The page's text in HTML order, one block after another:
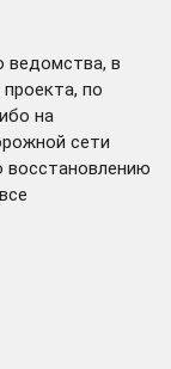
ведомства, в
по
на
сети
восстановлению